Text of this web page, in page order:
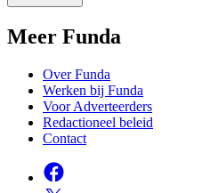
Meer Funda
Over Funda
Werken bij Funda
Voor Adverteerders
Redactioneel beleid
Contact